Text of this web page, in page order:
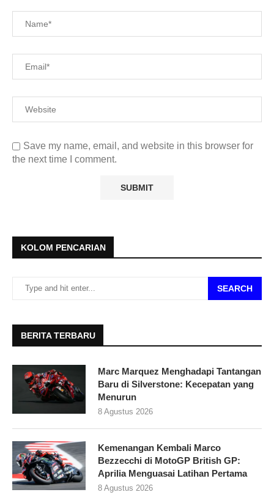
Save my name, email, and website in this browser for
the next time I comment.
KOLOM PENCARIAN
SEARCH
BERITA TERBARU
Marc Marquez Menghadapi Tantangan
Baru di Silverstone: Kecepatan yang
Menurun
8 Agustus 2026
Kemenangan Kembali Marco
Bezzecchi di MotoGP British GP:
Aprilia Menguasai Latihan Pertama
8 Agustus 2026